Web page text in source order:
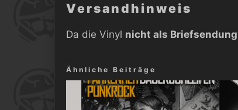
Versandhinweis
Da die Vinyl nicht als Briefsendung
Ähnliche Beiträge